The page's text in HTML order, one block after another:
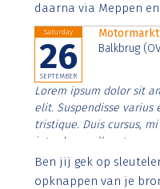
daarna via Meppen
Saturday
26
SEPTEMBER
Balkbrug
Lorem ipsum dolor sit
elit. Suspendisse
tristique. Duis cursus,
interdum nulla, ut
Aenean faucibus nibh
imperdiet. Nunc ut
Ben jij gek op
opknappen van je